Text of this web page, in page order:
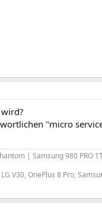
"micro
| Samsung 980 PRO
V30, OnePlus 8 Pro,